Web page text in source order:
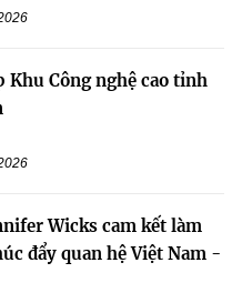
Khu Công nghệ cao tỉnh
Wicks cam kết làm
đẩy quan hệ Việt Nam -